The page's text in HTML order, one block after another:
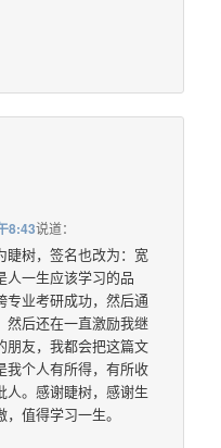
8:43说道：
睫树，签名也改为：宽
人一生应该学习的品
专业考研成功，然后通
然后还在一直激励我继
朋友，我都会把这篇文
我个人有所得，有所收
人。感谢睫树，感谢生
值得学习一生。